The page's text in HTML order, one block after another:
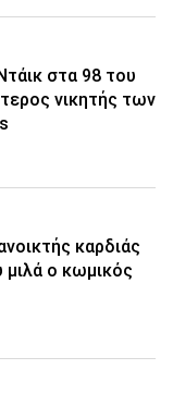
στα 98 του
νικητής των
καρδιάς
μιλά ο κωμικός